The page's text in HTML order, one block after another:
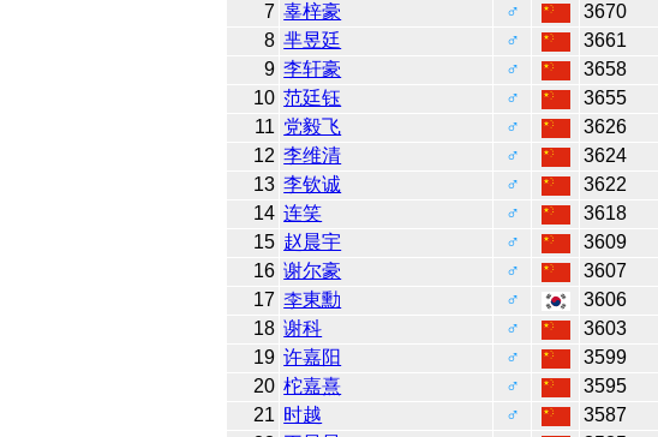
7 辜梓豪 ♂
3670
8 芈昱廷 ♂
3661
9 李轩豪 ♂
3658
10 范廷钰 ♂
3655
11 党毅飞 ♂
3626
12 李维清 ♂
3624
13 李钦诚 ♂
3622
14 连笑 ♂
3618
15 赵晨宇 ♂
3609
16 谢尔豪 ♂
3607
17 李東勳 ♂
3606
18 谢科 ♂
3603
19 许嘉阳 ♂
3599
20 柁嘉熹 ♂
3595
21 时越 ♂
3587